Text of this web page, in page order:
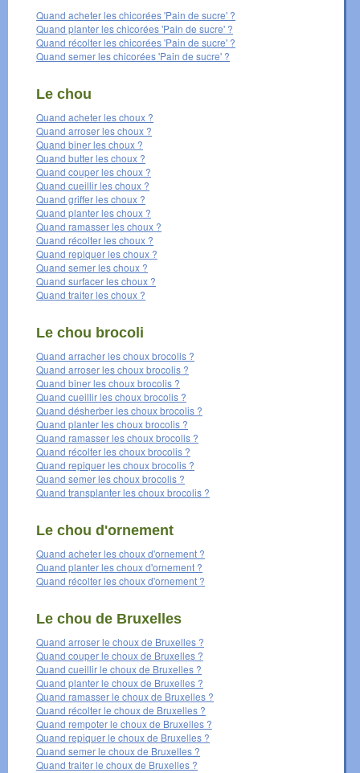
Quand acheter les chicorées 'Pain de sucre' ?
Quand planter les chicorées 'Pain de sucre' ?
Quand récolter les chicorées 'Pain de sucre' ?
Quand semer les chicorées 'Pain de sucre' ?
Le chou
Quand acheter les choux ?
Quand arroser les choux ?
Quand biner les choux ?
Quand butter les choux ?
Quand couper les choux ?
Quand cueillir les choux ?
Quand griffer les choux ?
Quand planter les choux ?
Quand ramasser les choux ?
Quand récolter les choux ?
Quand repiquer les choux ?
Quand semer les choux ?
Quand surfacer les choux ?
Quand traiter les choux ?
Le chou brocoli
Quand arracher les choux brocolis ?
Quand arroser les choux brocolis ?
Quand biner les choux brocolis ?
Quand cueillir les choux brocolis ?
Quand désherber les choux brocolis ?
Quand planter les choux brocolis ?
Quand ramasser les choux brocolis ?
Quand récolter les choux brocolis ?
Quand repiquer les choux brocolis ?
Quand semer les choux brocolis ?
Quand transplanter les choux brocolis ?
Le chou d'ornement
Quand acheter les choux d'ornement ?
Quand planter les choux d'ornement ?
Quand récolter les choux d'ornement ?
Le chou de Bruxelles
Quand arroser le choux de Bruxelles ?
Quand couper le choux de Bruxelles ?
Quand cueillir le choux de Bruxelles ?
Quand planter le choux de Bruxelles ?
Quand ramasser le choux de Bruxelles ?
Quand récolter le choux de Bruxelles ?
Quand rempoter le choux de Bruxelles ?
Quand repiquer le choux de Bruxelles ?
Quand semer le choux de Bruxelles ?
Quand traiter le choux de Bruxelles ?